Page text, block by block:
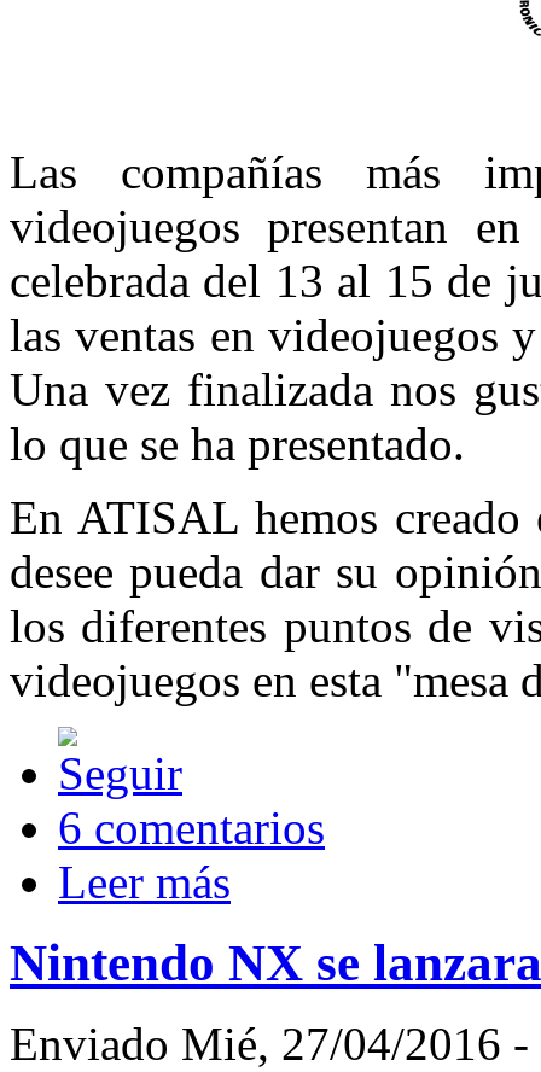
Las compañías más
videojuegos presentan
celebrada del 13 al 15 de
las ventas en videojuegos
Una vez finalizada nos
lo que se ha presentado.
En ATISAL hemos
desee pueda dar su
los diferentes puntos de
videojuegos en esta "mesa
6 comentarios
Leer más
Nintendo NX se
Enviado Mié, 27/04/2016 -